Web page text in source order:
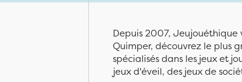
Depuis 2007, Jeujouéthique
Quimper, découvrez le plus
spécialisés dans les jeux et
jeux d'éveil, des jeux de